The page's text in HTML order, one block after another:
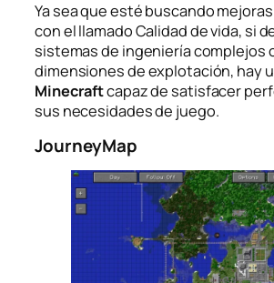
Ya sea que esté buscando
con el llamadoCalidad de vida, si
sistemas de ingeniería complejos
dimensiones de explotación, hay
Minecraftcapaz de satisfacer
sus necesidades de juego.
JourneyMap